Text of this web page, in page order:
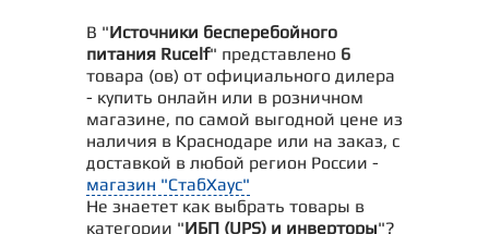
В "Источники бесперебойного
питания Rucelf" представлено 6
товара (ов) от официального дилера
- купить онлайн или в розничном
магазине, по самой выгодной цене из
наличия в Краснодаре или на заказ, с
доставкой в любой регион России -
магазин "СтабХаус"
Не знаетет как выбрать товары в
категории "ИБП (UPS) и инверторы"?